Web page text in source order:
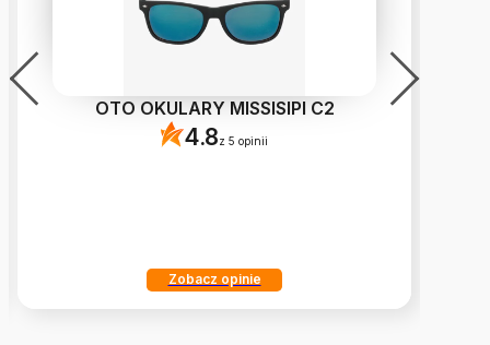
OTO OKULARY MISSISIPI C2
4.8z 5 opinii
Zobacz opinie